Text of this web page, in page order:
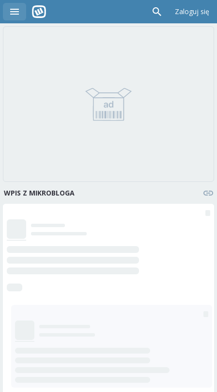
Zaloguj się
WPIS Z MIKROBLOGA